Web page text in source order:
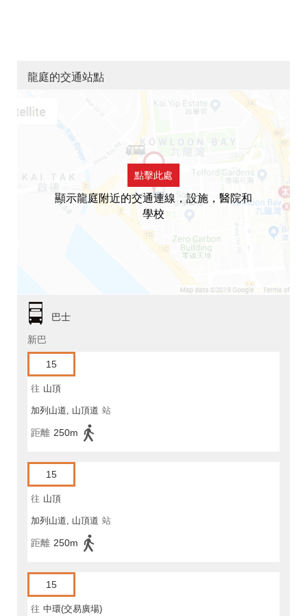
龍庭的交通站點
點擊此處
顯示龍庭附近的交通連線，設施，醫院和
學校
巴士
新巴
15
往 山頂
加列山道, 山頂道 站
距離 250m
15
往 山頂
加列山道, 山頂道 站
距離 250m
15
往 中環(交易廣場)